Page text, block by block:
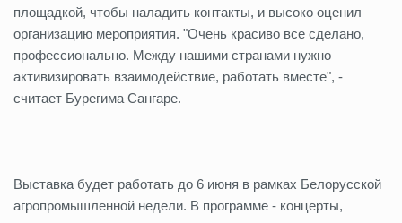
площадкой, чтобы наладить контакты, и высоко оценил
организацию мероприятия. "Очень красиво все сделано,
профессионально. Между нашими странами нужно
активизировать взаимодействие, работать вместе", -
считает Бурегима Сангаре.
Выставка будет работать до 6 июня в рамках Белорусской
агропромышленной недели. В программе - концерты,